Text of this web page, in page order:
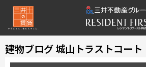
建物ブログ 城山トラストコート